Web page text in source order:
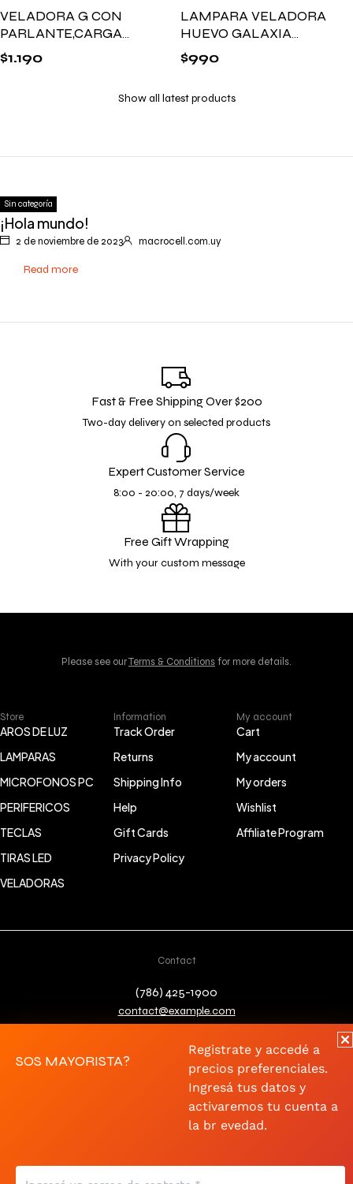
VELADORA G CON
PARLANTE,CARGA
INALAMBRICA Y LUZ
RGB XM-G5
$1.190
LAMPARA VELADORA
HUEVO GALAXIA
16X15CM
$990
Show all latest products
Sin categoría
¡Hola mundo!
2 de noviembre de 2023 macrocell.com.uy
Read more
Fast & Free Shipping Over $200
Two-day delivery on selected products
Expert Customer Service
8:00 - 20:00, 7 days/week
Free Gift Wrapping
With your custom message
SOS MAYORISTA?
Registrate y accedé a
precios preferenciales.
Ingresá tus datos y
activaremos tu cuenta a
la br evedad.
Please see ourTerms & Conditionsfor more details.
Store
AROS DE LUZ
LAMPARAS
MICROFONOS PC
PERIFERICOS
TECLAS
TIRAS LED
VELADORAS
Information
Track Order
Returns
Shipping Info
Help
Gift Cards
Privacy Policy
My account
Cart
My account
My orders
Wishlist
Affiliate Program
Contact
(786) 425-1900
contact@example.com
Terms of UseAffiliate Program
Accessibility